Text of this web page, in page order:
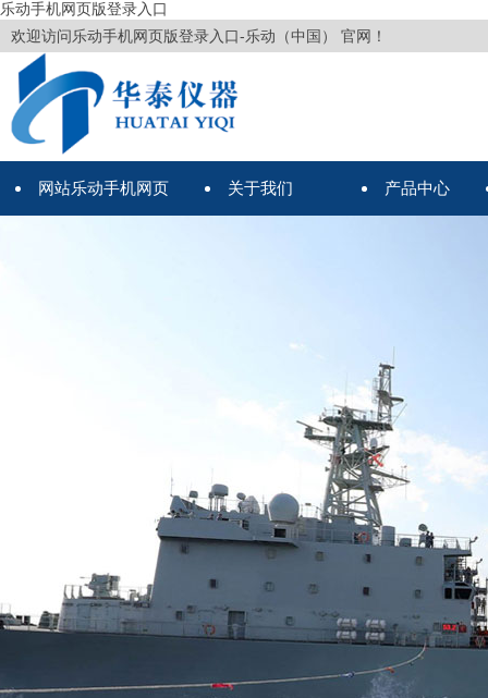
乐动手机网页版登录入口
欢迎访问乐动手机网页版登录入口-乐动（中国） 官网！
网站乐动手机网页 关于我们 产品中心